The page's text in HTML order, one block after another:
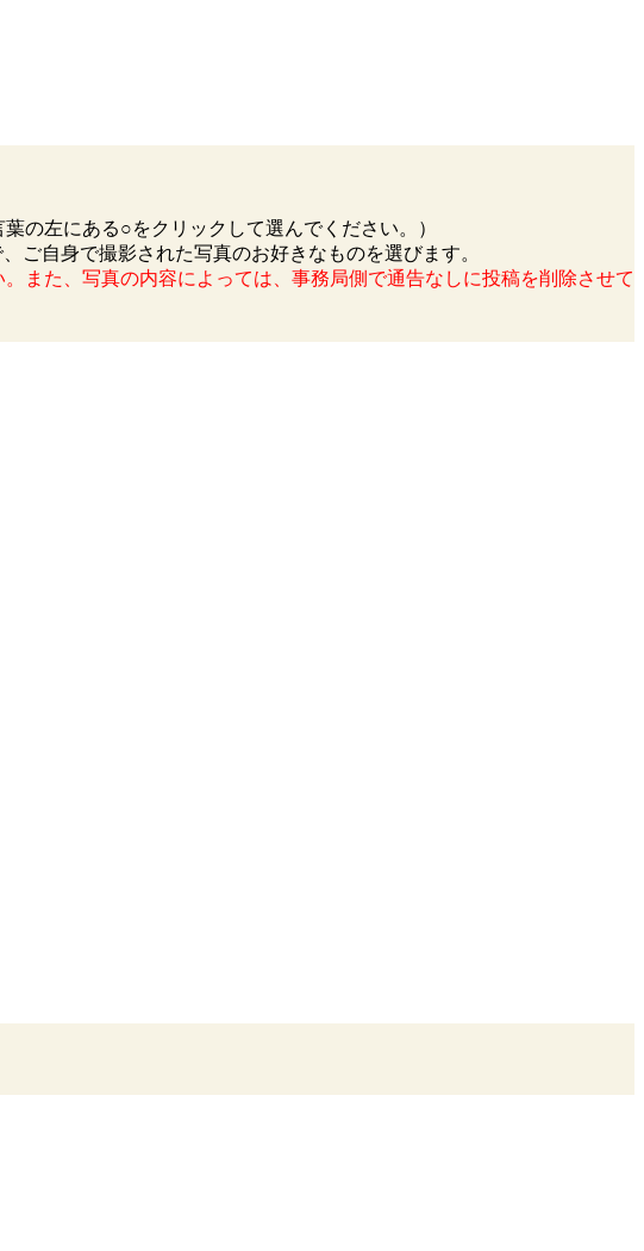
の左にある○をクリックして選んでください。）
ご自身で撮影された写真のお好きなものを選びます。
また、写真の内容によっては、事務局側で通告なしに投稿を削除させて